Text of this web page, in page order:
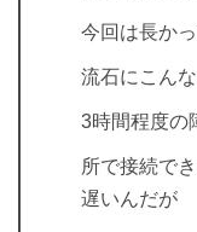
今回は長か
流石にこん
3時間程度の
所で接続で
遅いんだが